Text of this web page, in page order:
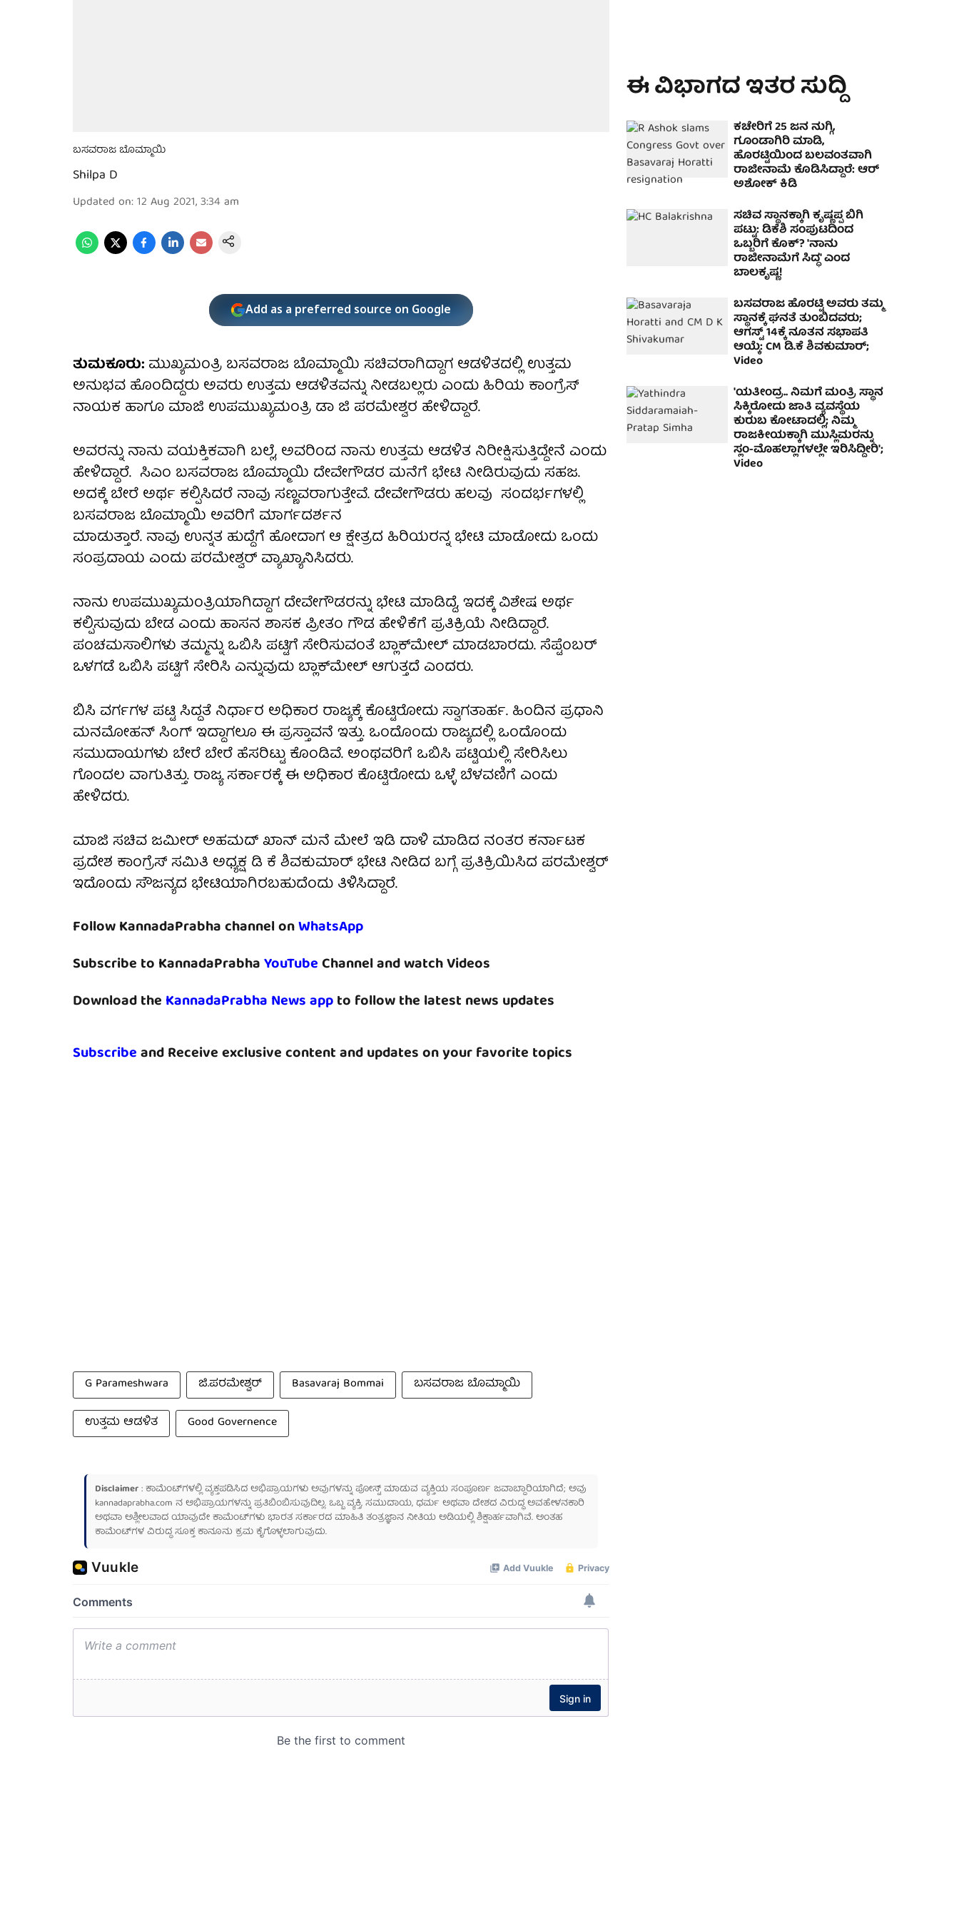
ಬಸವರಾಜ ಬೊಮ್ಮಾಯಿ
Shilpa D
Updated on:12 Aug 2021, 3:34 am
Add as a preferred source on Google
ತುಮಕೂರು: ಮುಖ್ಯಮಂತ್ರಿ ಬಸವರಾಜ ಬೊಮ್ಮಾಯಿ ಸಚಿವರಾಗಿದ್ದಾಗ ಆಡಳಿತದಲ್ಲಿ ಉತ್ತಮ
ಅನುಭವ ಹೊಂದಿದ್ದರು ಅವರು ಉತ್ತಮ ಆಡಳಿತವನ್ನು ನೀಡಬಲ್ಲರು ಎಂದು ಹಿರಿಯ ಕಾಂಗ್ರೆಸ್
ನಾಯಕ ಹಾಗೂ ಮಾಜಿ ಉಪಮುಖ್ಯಮಂತ್ರಿ ಡಾ ಜಿ ಪರಮೇಶ್ವರ ಹೇಳಿದ್ದಾರೆ.
ಅವರನ್ನು ನಾನು ವಯಕ್ತಿಕವಾಗಿ ಬಲ್ಲೆ, ಅವರಿಂದ ನಾನು ಉತ್ತಮ ಆಡಳಿತ ನಿರೀಕ್ಷಿಸುತ್ತಿದ್ದೇನೆ ಎಂದು
ಹೇಳಿದ್ದಾರೆ. ಸಿಎಂ ಬಸವರಾಜ ಬೊಮ್ಮಾಯಿ ದೇವೇಗೌಡರ ಮನೆಗೆ ಭೇಟಿ ನೀಡಿರುವುದು ಸಹಜ.
ಅದಕ್ಕೆ ಬೇರೆ ಅರ್ಥ ಕಲ್ಪಿಸಿದರೆ ನಾವು ಸಣ್ಣವರಾಗುತ್ತೇವೆ. ದೇವೇಗೌಡರು ಹಲವು ಸಂದರ್ಭಗಳಲ್ಲಿ
ಬಸವರಾಜ ಬೊಮ್ಮಾಯಿ ಅವರಿಗೆ ಮಾರ್ಗದರ್ಶನ
ಮಾಡುತ್ತಾರೆ. ನಾವು ಉನ್ನತ ಹುದ್ದೆಗೆ ಹೋದಾಗ ಆ ಕ್ಷೇತ್ರದ ಹಿರಿಯರನ್ನ ಭೇಟಿ ಮಾಡೋದು ಒಂದು
ಸಂಪ್ರದಾಯ ಎಂದು ಪರಮೇಶ್ವರ್‌ ವ್ಯಾಖ್ಯಾನಿಸಿದರು.
ನಾನು ಉಪಮುಖ್ಯಮಂತ್ರಿಯಾಗಿದ್ದಾಗ ದೇವೇಗೌಡರನ್ನು ಭೇಟಿ ಮಾಡಿದ್ದೆ, ಇದಕ್ಕೆ ವಿಶೇಷ ಅರ್ಥ
ಕಲ್ಪಿಸುವುದು ಬೇಡ ಎಂದು ಹಾಸನ ಶಾಸಕ ಪ್ರೀತಂ ಗೌಡ ಹೇಳಿಕೆಗೆ ಪ್ರತಿಕ್ರಿಯೆ ನೀಡಿದ್ದಾರೆ.
ಪಂಚಮಸಾಲಿಗಳು ತಮ್ಮನ್ನು ಒಬಿಸಿ ಪಟ್ಟಿಗೆ ಸೇರಿಸುವಂತೆ ಬ್ಲಾಕ್‌ಮೇಲ್‌ ಮಾಡಬಾರದು. ಸೆಪ್ಟೆಂಬರ್‌
ಒಳಗಡೆ ಒಬಿಸಿ ಪಟ್ಟಿಗೆ ಸೇರಿಸಿ ಎನ್ನುವುದು ಬ್ಲಾಕ್‌ಮೇಲ್‌ ಆಗುತ್ತದೆ ಎಂದರು.
ಬಿಸಿ ವರ್ಗಗಳ ಪಟ್ಟಿ ಸಿದ್ದತೆ ನಿರ್ಧಾರ ಅಧಿಕಾರ ರಾಜ್ಯಕ್ಕೆ ಕೊಟ್ಟಿರೋದು ಸ್ವಾಗತಾರ್ಹ. ಹಿಂದಿನ ಪ್ರಧಾನಿ
ಮನಮೋಹನ್ ಸಿಂಗ್ ಇದ್ದಾಗಲೂ ಈ ಪ್ರಸ್ತಾವನೆ ಇತ್ತು. ಒಂದೊಂದು ರಾಜ್ಯದಲ್ಲಿ ಒಂದೊಂದು
ಸಮುದಾಯಗಳು ಬೇರೆ ಬೇರೆ ಹೆಸರಿಟ್ಟು ಕೊಂಡಿವೆ. ಅಂಥವರಿಗೆ ಒಬಿಸಿ ಪಟ್ಟಿಯಲ್ಲಿ ಸೇರಿಸಿಲು
ಗೊಂದಲ ವಾಗುತಿತ್ತು. ರಾಜ್ಯ ಸರ್ಕಾರಕ್ಕೆ ಈ ಅಧಿಕಾರ ಕೊಟ್ಟಿರೋದು ಒಳ್ಳೆ ಬೆಳವಣಿಗೆ ಎಂದು
ಹೇಳಿದರು.
ಮಾಜಿ ಸಚಿವ ಜಮೀರ್ ಅಹಮದ್ ಖಾನ್ ಮನೆ ಮೇಲೆ ಇಡಿ ದಾಳಿ ಮಾಡಿದ ನಂತರ ಕರ್ನಾಟಕ
ಪ್ರದೇಶ ಕಾಂಗ್ರೆಸ್ ಸಮಿತಿ ಅಧ್ಯಕ್ಷ ಡಿ ಕೆ ಶಿವಕುಮಾರ್ ಭೇಟಿ ನೀಡಿದ ಬಗ್ಗೆ ಪ್ರತಿಕ್ರಿಯಿಸಿದ ಪರಮೇಶ್ವರ್
ಇದೊಂದು ಸೌಜನ್ಯದ ಭೇಟಿಯಾಗಿರಬಹುದೆಂದು ತಿಳಿಸಿದ್ದಾರೆ.
Follow KannadaPrabha channel onWhatsApp
Subscribe to KannadaPrabhaYouTubeChannel and watch Videos
Download the KannadaPrabha News appto follow the latest news updates
Subscribeand Receive exclusive content and updates on your favorite topics
G Parameshwara ಜಿ.ಪರಮೇಶ್ವರ್ Basavaraj Bommai
ಬಸವರಾಜ ಬೊಮ್ಮಾಯಿ
ಉತ್ತಮ ಆಡಳಿತ
Good Governence
Disclaimer: ಕಾಮೆಂಟ್‌ಗಳಲ್ಲಿ ವ್ಯಕ್ತಪಡಿಸಿದ ಅಭಿಪ್ರಾಯಗಳು ಅವುಗಳನ್ನು ಪೋಸ್ಟ್ ಮಾಡುವ ವ್ಯಕ್ತಿಯ ಸಂಪೂರ್ಣ ಜವಾಬ್ದಾರಿಯಾಗಿದೆ; ಅವು
kannadaprabha.com ನ ಅಭಿಪ್ರಾಯಗಳನ್ನು ಪ್ರತಿಬಿಂಬಿಸುವುದಿಲ್ಲ. ಒಬ್ಬ ವ್ಯಕ್ತಿ, ಸಮುದಾಯ, ಧರ್ಮ ಅಥವಾ ದೇಶದ ವಿರುದ್ಧ ಅವಹೇಳನಕಾರಿ
ಅಥವಾ ಅಶ್ಲೀಲವಾದ ಯಾವುದೇ ಕಾಮೆಂಟ್‌ಗಳು ಭಾರತ ಸರ್ಕಾರದ ಮಾಹಿತಿ ತಂತ್ರಜ್ಞಾನ ನೀತಿಯ ಅಡಿಯಲ್ಲಿ ಶಿಕ್ಷಾರ್ಹವಾಗಿವೆ. ಅಂತಹ
ಕಾಮೆಂಟ್‌ಗಳ ವಿರುದ್ಧ ಸೂಕ್ತ ಕಾನೂನು ಕ್ರಮ ಕೈಗೊಳ್ಳಲಾಗುವುದು.
ಈ ವಿಭಾಗದ ಇತರ ಸುದ್ದಿ
ಕಚೇರಿಗೆ 25 ಜನ ನುಗ್ಗಿ,
ಗೂಂಡಾಗಿರಿ ಮಾಡಿ,
ಹೊರಟ್ಟಿಯಿಂದ ಬಲವಂತವಾಗಿ
ರಾಜೀನಾಮೆ ಕೊಡಿಸಿದ್ದಾರೆ: ಆರ್
ಅಶೋಕ್‌ ಕಿಡಿ
ಸಚಿವ ಸ್ಥಾನಕ್ಕಾಗಿ ಕೃಷ್ಣಪ್ಪ ಬಿಗಿ
ಪಟ್ಟು: ಡಿಕೆಶಿ ಸಂಪುಟದಿಂದ
ಒಬ್ಬರಿಗೆ ಕೊಕ್? 'ನಾನು
ರಾಜೀನಾಮೆಗೆ ಸಿದ್ಧ' ಎಂದ
ಬಾಲಕೃಷ್ಣ!
ಬಸವರಾಜ ಹೊರಟ್ಟಿ ಅವರು ತಮ್ಮ
ಸ್ಥಾನಕ್ಕೆ ಘನತೆ ತುಂಬಿದವರು;
ಆಗಸ್ಟ್ 14ಕ್ಕೆ ನೂತನ ಸಭಾಪತಿ
ಆಯ್ಕೆ: CM ಡಿ.ಕೆ ಶಿವಕುಮಾರ್;
Video
'ಯತೀಂದ್ರ.. ನಿಮಗೆ ಮಂತ್ರಿ ಸ್ಥಾನ
ಸಿಕ್ಕಿರೋದು ಜಾತಿ ವ್ಯವಸ್ಥೆಯ
ಕುರುಬ ಕೋಟಾದಲ್ಲಿ; ನಿಮ್ಮ
ರಾಜಕೀಯಕ್ಕಾಗಿ ಮುಸ್ಲಿಮರನ್ನು
ಸ್ಲಂ-ಮೊಹಲ್ಲಾಗಳಲ್ಲೇ ಇರಿಸಿದ್ದೀರಿ';
Video